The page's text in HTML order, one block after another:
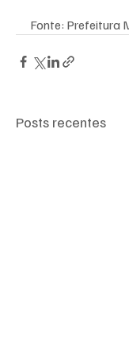
Fonte: Prefeitura
Posts recentes